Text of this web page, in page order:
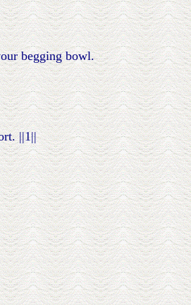
begging bowl.
||1||